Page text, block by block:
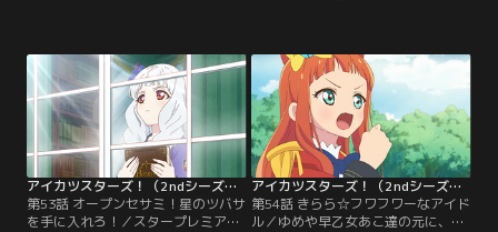
フォルテがまとうスタープレミアム
レアコーデの美しさに、四ツ星学園
の虹野ゆめは目を奪われて--！【提
供：バンダイチャンネル】
まるのだった。そんな中、ゆめは新
1年生にアイカツ！の楽しさを伝え
る為、歌組幹部の桜庭ローラとステ
ージをやろうと思いつく。【提供：
バンダイチャンネル】
アイカツスターズ！（2ndシーズン） 第053話
第53話 オープンセサミ！星のツバサ
を手に入れろ！／スタープレミアム
アイカツスターズ！（2ndシーズン） 第054話
第54話 きらら☆フワフワーなアイド
ル／ゆめや早乙女あこ達の元に、ヴ